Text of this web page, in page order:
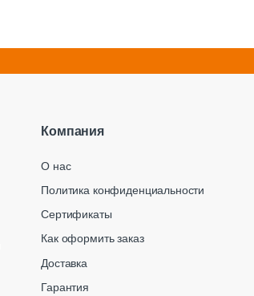
Компания
О нас
Политика конфиденциальности
Сертификаты
Как оформить заказ
Доставка
Гарантия